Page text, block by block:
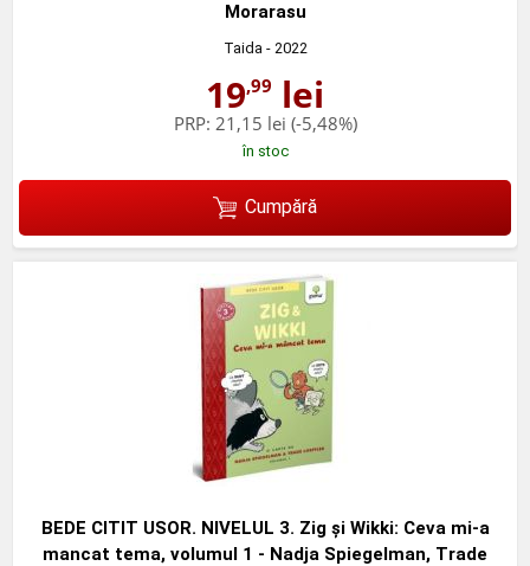
Morarasu
Taida- 2022
19,99 lei
PRP: 21,15 lei (-5,48%)
în stoc
Cumpără
BEDE CITIT USOR. NIVELUL 3. Zig și Wikki: Ceva mi-a
mancat tema, volumul 1 - Nadja Spiegelman, Trade